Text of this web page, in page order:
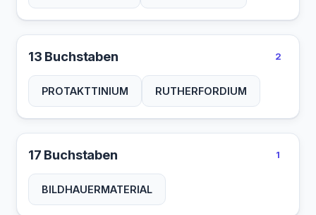
13 Buchstaben 2
PROTAKTTINIUM RUTHERFORDIUM
17 Buchstaben 1
BILDHAUERMATERIAL